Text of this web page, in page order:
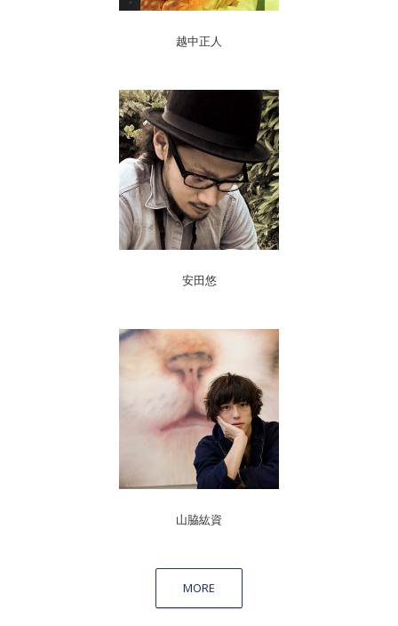
越中正人
安田悠
山脇紘資
MORE